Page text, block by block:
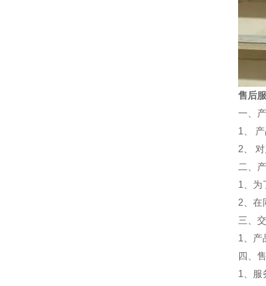
售后
一、
1、
2、
二、
1、为
2、在
三、
1、产
四、
1、服